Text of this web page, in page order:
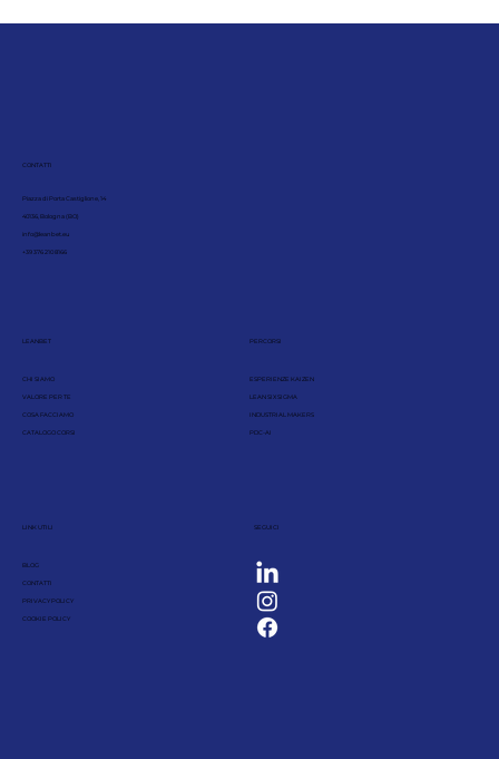
CONTATTI
Piazza di Porta Castiglione, 14
40136, Bologna (BO)
info@leanbet.eu
+39 376 210 8166
LEANBET
CHI SIAMO
VALORE PER TE
COSA FACCIAMO
CATALOGO CORSI
PERCORSI
ESPERIENZE KAIZEN
LEAN SIX SIGMA
INDUSTRIAL MAKERS
PDC-AI
LINK UTILI
BLOG
CONTATTI
PRIVACY POLICY
COOKIE POLICY
SEGUICI